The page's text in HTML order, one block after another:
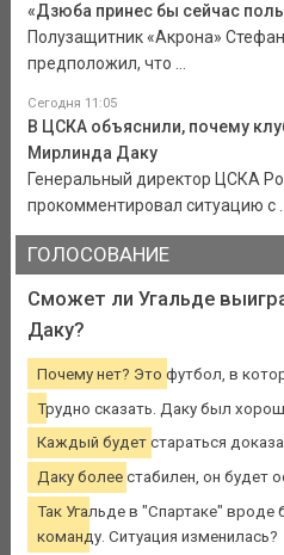
«Дзюба принес бы сейчас
Полузащитник «Акрона»
предположил, что ...
Сегодня 11:05
В ЦСКА объяснили, почему
Мирлинда Даку
Генеральный директор ЦСКА
прокомментировал ситуацию с ...
ГОЛОСОВАНИЕ
Сможет ли Угальде
Даку?
Почему нет? Это футбол, в
Трудно сказать. Даку был
Каждый будет стараться
Даку более стабилен, он
Так Угальде в "Спартаке"
команду. Ситуация изменилась?